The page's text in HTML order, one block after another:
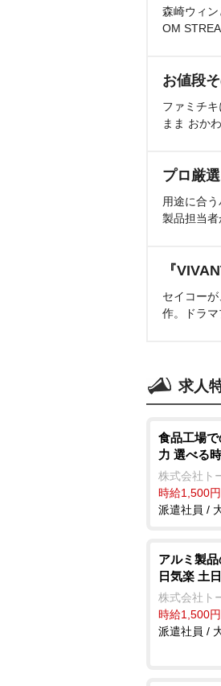
森崎ウィ
OM
お値段
ファミチ
まま おか
プロ厳
用途に合
製品担当者
『
セイコー
作。ドラマ
求人
食品工場
力 選べる
株式会社ト
時給1,500円
派遣社員 /
アルミ製
日気楽 土
株式会社ト
時給1,500円
派遣社員 /